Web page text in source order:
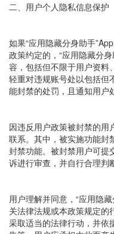
二、用户个人隐私信息保护
如果“应用隐藏分身助手
政策约定的，“应用隐藏分
容，包括但不限于用户资料
轻重对违规账号处以包括但
能封禁的处罚，且通知用户
因违反用户政策被封禁的用
联系。其中，被实施功能封
封禁功能。被封禁用户可提
诉进行审查，并自行合理判
用户理解并同意，“应用隐
关法律法规或本政策规定的
采取适当的法律行动，并依